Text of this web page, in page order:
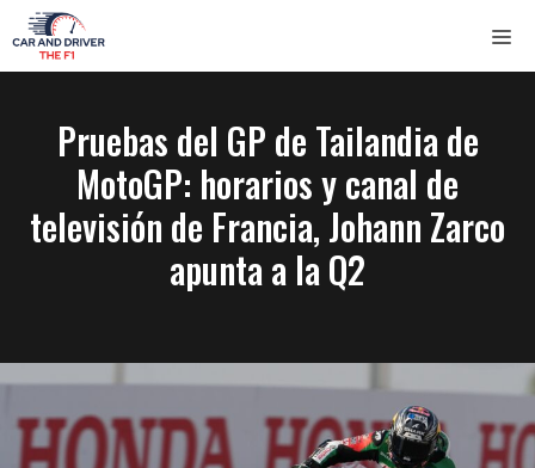
Saltar
al
contenido
Pruebas del GP de Tailandia de
MotoGP: horarios y canal de
televisión de Francia, Johann Zarco
apunta a la Q2